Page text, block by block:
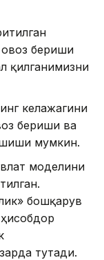
бериши
қилганимизни
келажагини
бериши ва
мумкин.
моделини
бошқарув
тутади.